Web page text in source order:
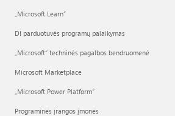
„Microsoft Learn“
DI parduotuvės programų palaikymas
„Microsoft“ techninės pagalbos bendruomenė
Microsoft Marketplace
„Microsoft Power Platform“
Programinės įrangos įmonės